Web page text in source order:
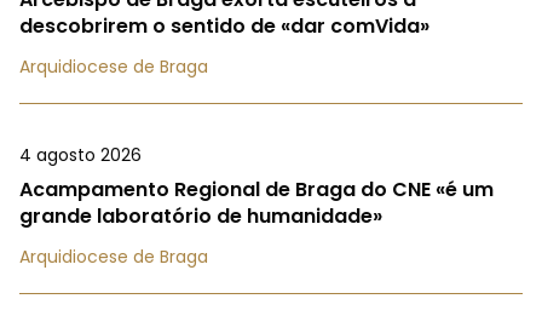
descobrirem o sentido de «dar comVida»
Arquidiocese de Braga
4 agosto 2026
Acampamento Regional de Braga do CNE «é um
grande laboratório de humanidade»
Arquidiocese de Braga